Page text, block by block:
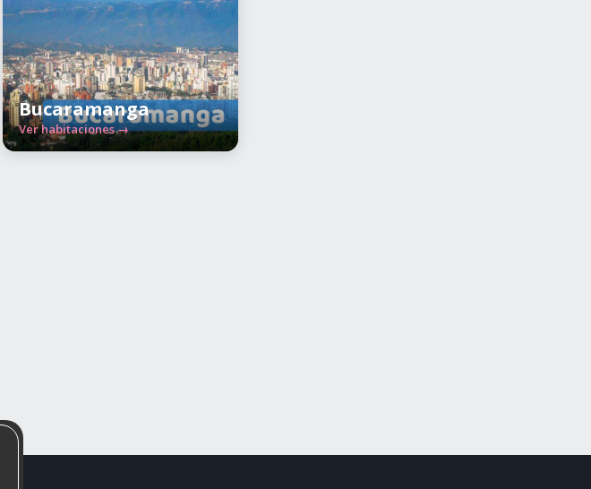
Bucaramanga
Ver habitaciones →